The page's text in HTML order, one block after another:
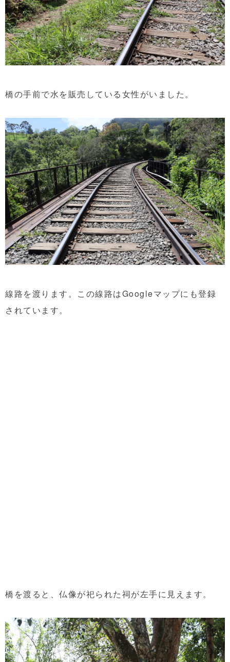
橋の手前で水を販売している女性がいました。
線路を渡ります。この線路はGoogleマップにも登録
されています。
橋を渡ると、仏像が祀られた祠が左手に見えます。